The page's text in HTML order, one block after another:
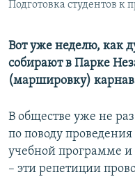
Подготовка студентов
Вот уже неделю, как
собирают в Парке
(маршировку)
В обществе уже не
по поводу
учебной программе и
– эти репетиции